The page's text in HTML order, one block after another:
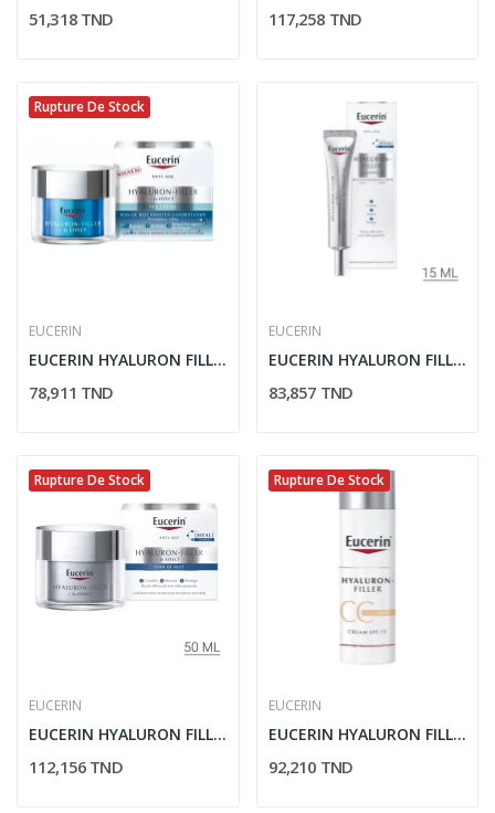
51,318 TND 117,258 TND
Rupture De Stock
EUCERIN
EUCERIN HYALURON FILLER 3 EFFECT GEL CREME SOIN...
78,911 TND
EUCERIN
EUCERIN HYALURON FILLER 3 EFFECT SOIN CONTOUR...
83,857 TND
Rupture De Stock
EUCERIN
EUCERIN HYALURON FILLER 3 EFFECT SOIN DE NUIT 50ML
112,156 TND
Rupture De Stock
EUCERIN
EUCERIN HYALURON FILLER CC CREAM LIGHT SPF15 50ML
92,210 TND